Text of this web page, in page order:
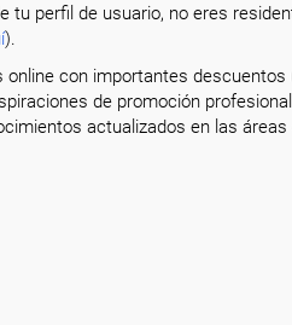
perfil de usuario, no eres
).
con importantes descuentos
de promoción
actualizados en las